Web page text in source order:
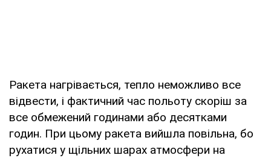
Ракета нагрівається, тепло неможливо все
відвести, і фактичний час польоту скоріш за
все обмежений годинами або десятками
годин. При цьому ракета вийшла повільна, бо
рухатися у щільних шарах атмосфери на